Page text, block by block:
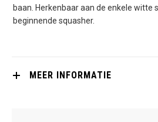
baan. Herkenbaar aan de enkele witte
beginnende squasher.
MEER INFORMATIE